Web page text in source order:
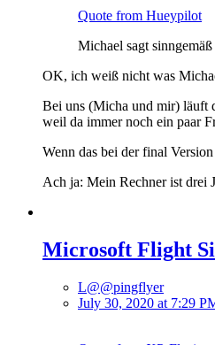
Quote from Hueypilot
Michael sagt
OK, ich weiß nicht was
Bei uns (Micha und mir) läuft
weil da immer noch ein paar
Wenn das bei der final
Ach ja: Mein Rechner ist drei
Microsoft Flight
L@@pingflyer
July 30, 2020 at 7:29